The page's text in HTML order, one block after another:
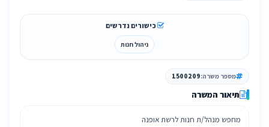
כישורים נדרשים
ניהול חנות
מספר משרה:1500209
תיאור המשרה